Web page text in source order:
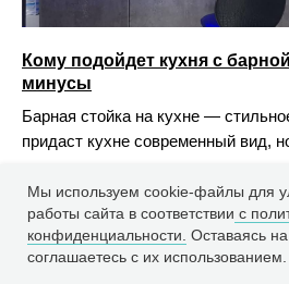
Кому подойдет кухня с
минусы
Барная стойка на кухне —
придаст кухне современный вид,
Подробнее
Мы используем cookie-файлы для
работы сайта в соответствии с
конфиденциальности. Оставаясь
соглашаетесь с их использованием.